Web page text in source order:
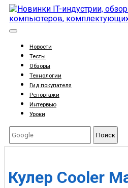
Новости
Тесты
Обзоры
Технологии
Гид покупателя
Репортажи
Интервью
Уроки
Поиск
Кулер Cooler